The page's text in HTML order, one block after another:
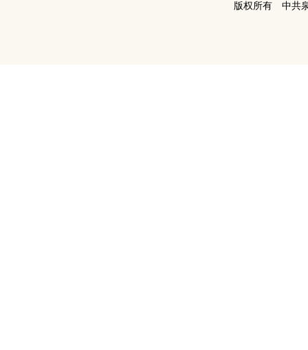
版权所有 中共